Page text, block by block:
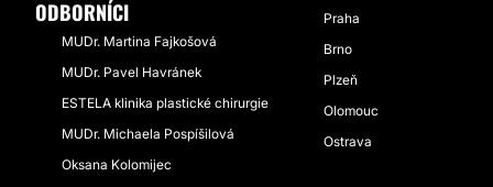
ODBORNÍCI
MUDr. Martina Fajkošová
MUDr. Pavel Havránek
ESTELA klinika plastické chirurgie
MUDr. Michaela Pospíšilová
Oksana Kolomijec
Praha
Brno
Plzeň
Olomouc
Ostrava